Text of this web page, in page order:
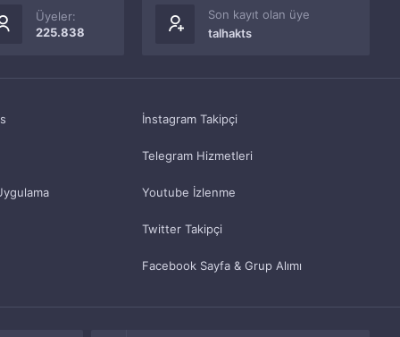
Üyeler:
225.838
Son kayıt olan üye
talhakts
İnstagram Takipçi
Telegram Hizmetleri
Youtube İzlenme
Twitter Takipçi
Facebook Sayfa & Grup Alımı